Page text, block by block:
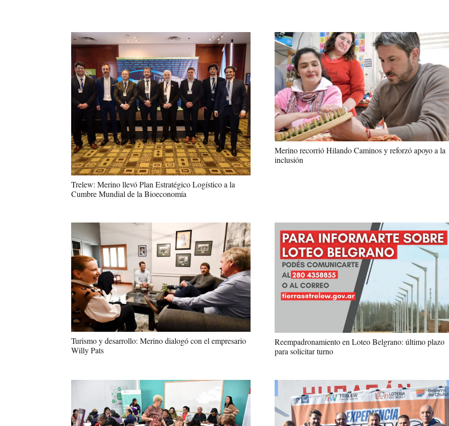
Trelew: Merino llevó Plan Estratégico Logístico a la
Cumbre Mundial de la Bioeconomía
Merino recorrió Hilando Caminos y reforzó apoyo a la
inclusión
Turismo y desarrollo: Merino dialogó con el empresario
Willy Pats
Reempadronamiento en Loteo Belgrano: último plazo
para solicitar turno